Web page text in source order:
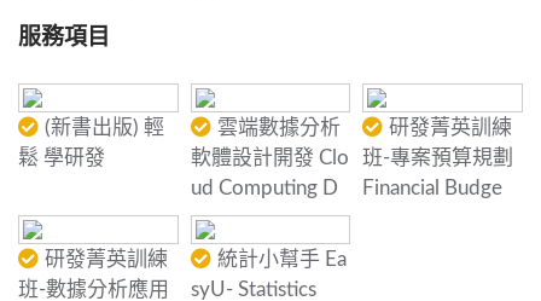
服務項目
(新書出版) 輕
鬆 學研發
雲端數據分析
軟體設計開發 Clo
ud Computing D
研發菁英訓練
班-專案預算規劃
Financial Budge
研發菁英訓練
班-數據分析應用
統計小幫手 Ea
syU- Statistics